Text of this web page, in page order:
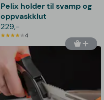
Pelix holder til svamp og
oppvaskklut
229,-
4